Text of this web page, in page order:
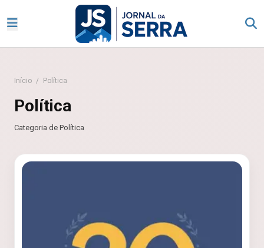
Início / Política
Política
Categoria de Política